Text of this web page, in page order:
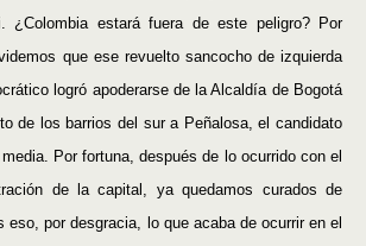
¿Colombia estará fuera de este peligro? Por
que ese revuelto sancocho de izquierda
logró apoderarse de la Alcaldía de Bogotá
de los barrios del sur a Peñalosa, el candidato
Por fortuna, después de lo ocurrido con el
de la capital, ya quedamos curados de
eso, por desgracia, lo que acaba de ocurrir en el